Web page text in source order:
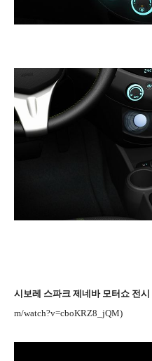
시보레 스파크 제네바 모터쇼 전시
m/watch?v=cboKRZ8_jQM)